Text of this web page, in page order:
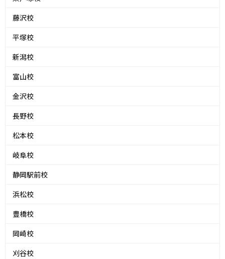
藤沢校
平塚校
新潟校
富山校
金沢校
長野校
松本校
岐阜校
静岡駅前校
浜松校
豊橋校
岡崎校
刈谷校